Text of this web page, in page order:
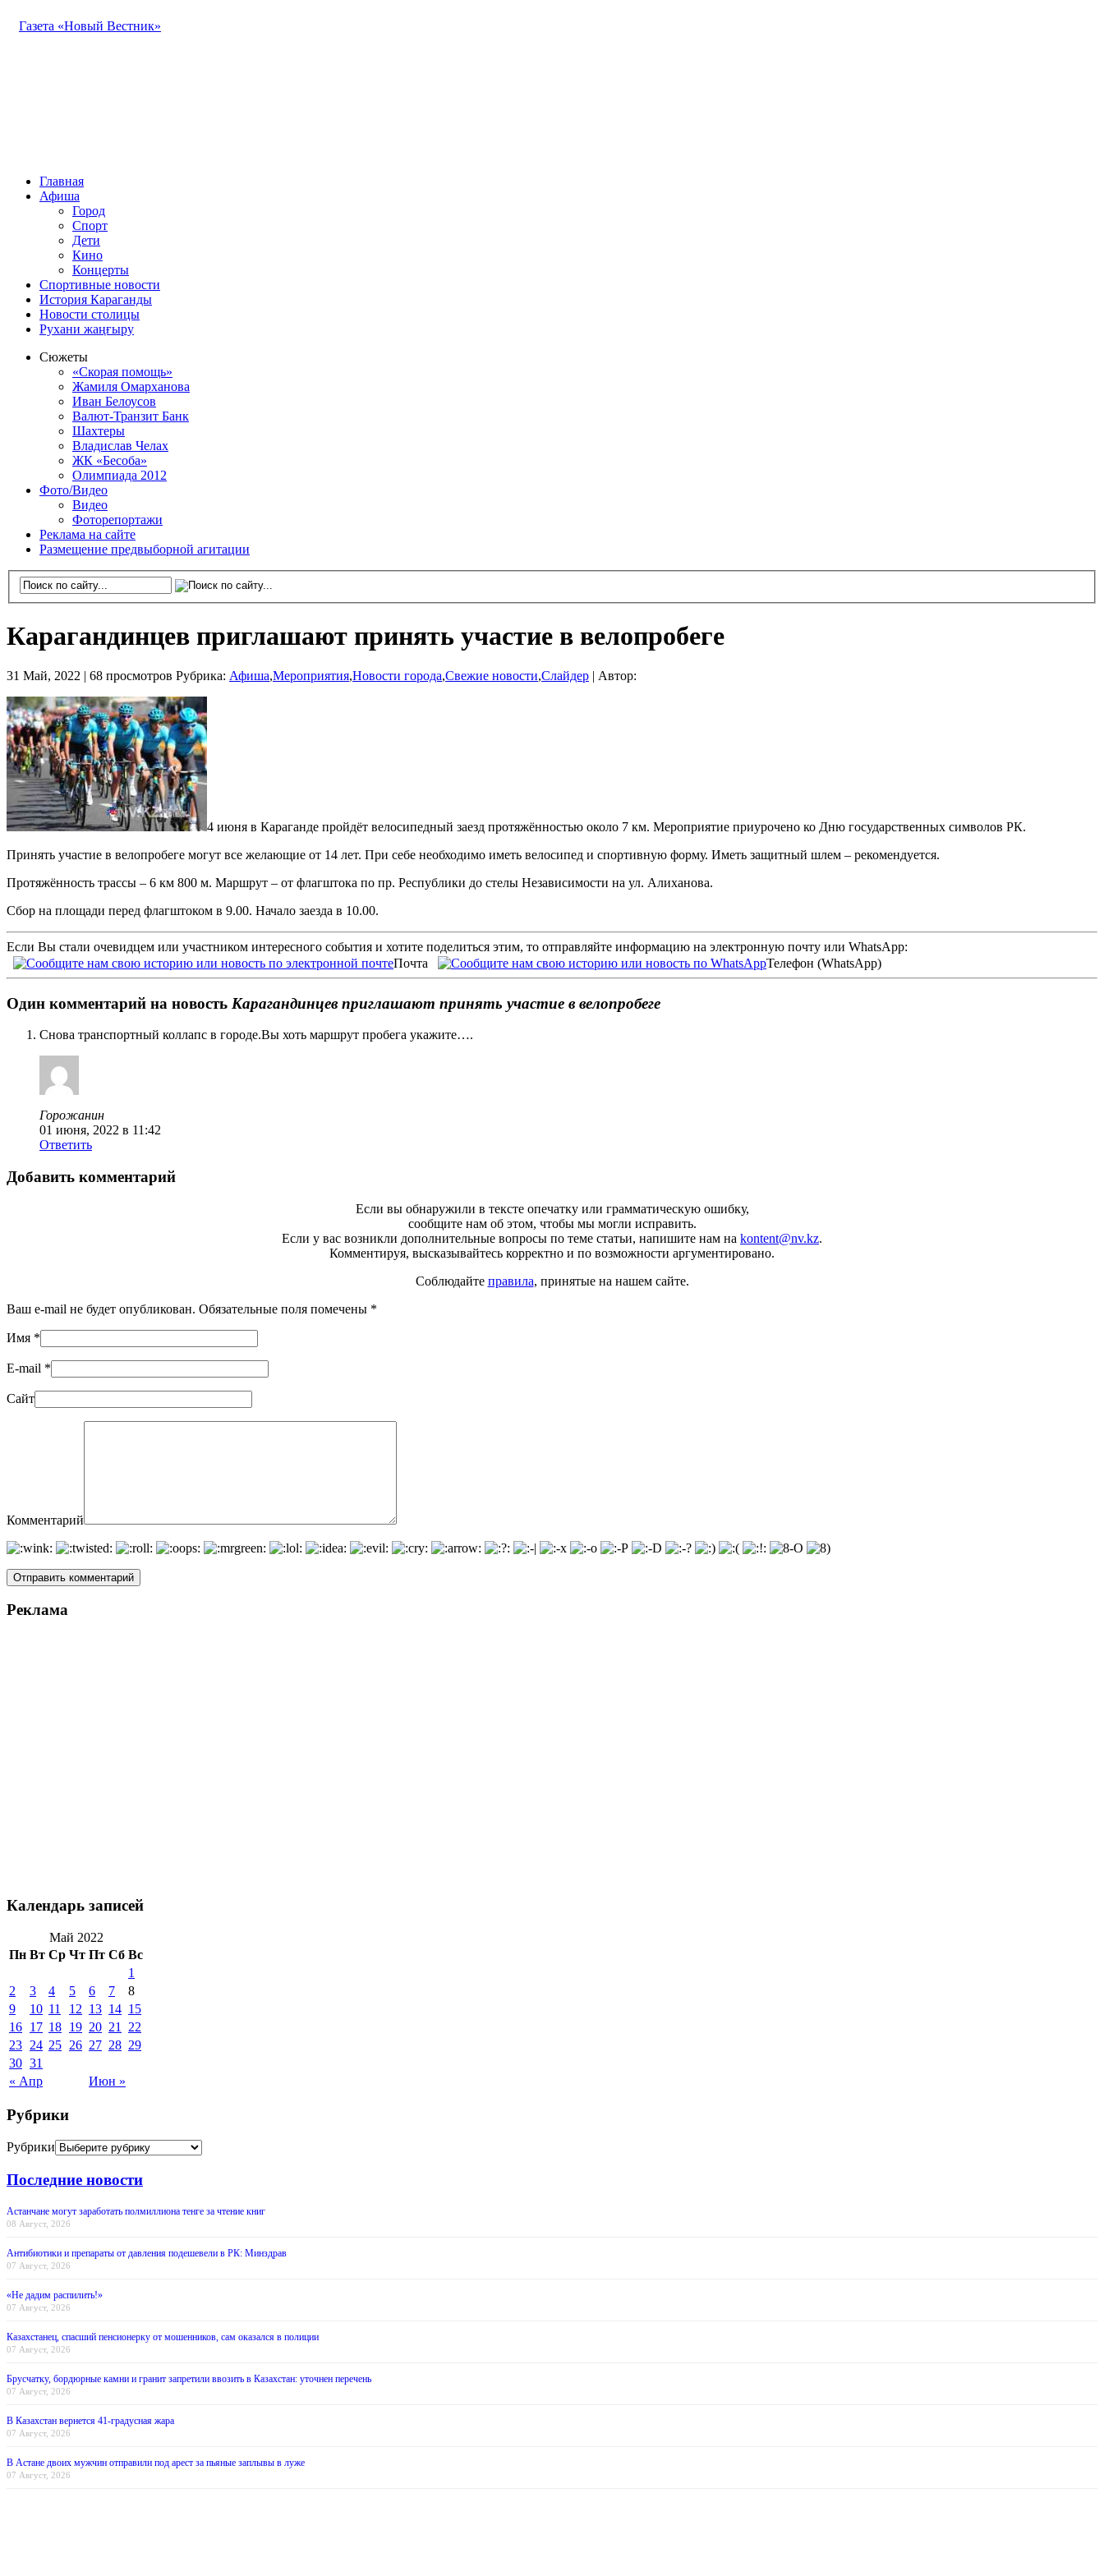
Газета «Новый Вестник»
Главная
Афиша
Город
Спорт
Дети
Кино
Концерты
Спортивные новости
История Караганды
Новости столицы
Рухани жаңғыру
Сюжеты
«Скорая помощь»
Жамиля Омарханова
Иван Белоусов
Валют-Транзит Банк
Шахтеры
Владислав Челах
ЖК «Бесоба»
Олимпиада 2012
Фото/Видео
Видео
Фоторепортажи
Реклама на сайте
Размещение предвыборной агитации
Карагандинцев приглашают принять участие в велопробеге
31 Май, 2022 | 68 просмотров Рубрика: Афиша,Мероприятия,Новости города,Свежие новости,Слайдер Автор:
4 июня в Караганде пройдёт велосипедный заезд протяжённостью около 7 км. Мероприятие приурочено ко Дню государственных символов РК.
Принять участие в велопробеге могут все желающие от 14 лет. При себе необходимо иметь велосипед и спортивную форму. Иметь защитный шлем – рекомендуется.
Протяжённость трассы – 6 км 800 м. Маршрут – от флагштока по пр. Республики до стелы Независимости на ул. Алиханова.
Сбор на площади перед флагштоком в 9.00. Начало заезда в 10.00.
Если Вы стали очевидцем или участником интересного события и хотите поделиться этим, то отправляйте информацию на электронную почту или WhatsApp:
Почта
Телефон (WhatsApp)
Один комментарий на новость Карагандинцев приглашают принять участие в велопробеге
Снова транспортный коллапс в городе.Вы хоть маршрут пробега укажите….
Горожанин
01 июня, 2022 в 11:42
Ответить
Добавить комментарий
Если вы обнаружили в тексте опечатку или грамматическую ошибку,
сообщите нам об этом, чтобы мы могли исправить.
Если у вас возникли дополнительные вопросы по теме статьи, напишите нам на kontent@nv.kz.
Комментируя, высказывайтесь корректно и по возможности аргументировано.
Соблюдайте правила, принятые на нашем сайте.
Ваш e-mail не будет опубликован. Обязательные поля помечены *
Имя *
E-mail *
Сайт
Комментарий
Реклама
Календарь записей
Май 2022
Пн Вт Ср Чт Пт Сб Вс
« Апр Июн »
1
2
3 4 5 6 7
8
9
10 11 12 13 14 15
16 17 18 19 20 21
22
23 24 25 26 27 28 29
30 31
Рубрики
Рубрики
Последние новости
Астанчане могут заработать полмиллиона тенге за чтение книг
08 Август, 2026
Антибиотики и препараты от давления подешевели в РК: Минздрав
07 Август, 2026
«Не дадим распилить!»
07 Август, 2026
Казахстанец, спасший пенсионерку от мошенников, сам оказался в полиции
07 Август, 2026
Брусчатку, бордюрные камни и гранит запретили ввозить в Казахстан: уточнен перечень
07 Август, 2026
В Казахстан вернется 41-градусная жара
07 Август, 2026
В Астане двоих мужчин отправили под арест за пьяные заплывы в луже
07 Август, 2026